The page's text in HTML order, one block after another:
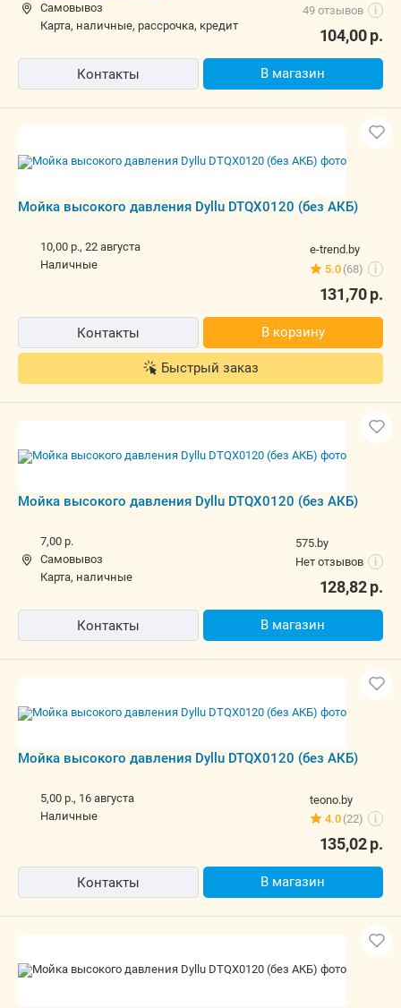
49 отзывов
i
Самовывоз
карта, наличные, рассрочка, кредит
104,00р.
Контакты В магазин
Мойка высокого давления Dyllu DTQX0120 (без АКБ)
e-trend.by
5.0 (68) i
10,00 р., 22 августа
наличные
131,70р.
Контакты В корзину
Быстрый заказ
Мойка высокого давления Dyllu DTQX0120 (без АКБ)
575.by
Нет отзывов
i
7,00 р.
Самовывоз
карта, наличные
128,82р.
Контакты В магазин
Мойка высокого давления Dyllu DTQX0120 (без АКБ)
teono.by
4.0 (22) i
5,00 р., 16 августа
наличные
135,02р.
Контакты В магазин